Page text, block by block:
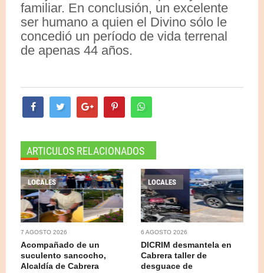
familiar. En conclusión, un excelente
ser humano a quien el Divino sólo le
concedió un período de vida terrenal
de apenas 44 años.
ARTICULOS RELACIONADOS
LOCALES
7 AGOSTO 2026
Acompañado de un
suculento sancocho,
Alcaldía de Cabrera
LOCALES
6 AGOSTO 2026
DICRIM desmantela en
Cabrera taller de
desguace de